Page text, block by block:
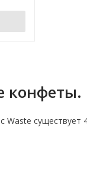
конфеты.
существует